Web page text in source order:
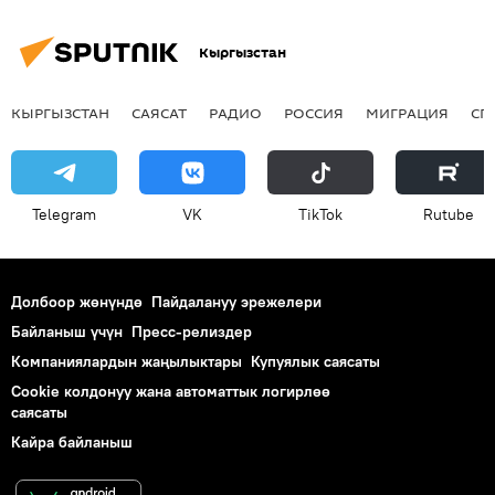
Кыргызстан
КЫРГЫЗСТАН САЯСАТ РАДИО РОССИЯ МИГРАЦИЯ
Telegram VK ТikТоk Rutube
Долбоор жөнүндө Пайдалануу эрежелери
Байланыш үчүн Пресс-релиздер
Компаниялардын жаңылыктары Купуялык саясаты
Cookie колдонуу жана автоматтык логирлөө
саясаты
Кайра байланыш